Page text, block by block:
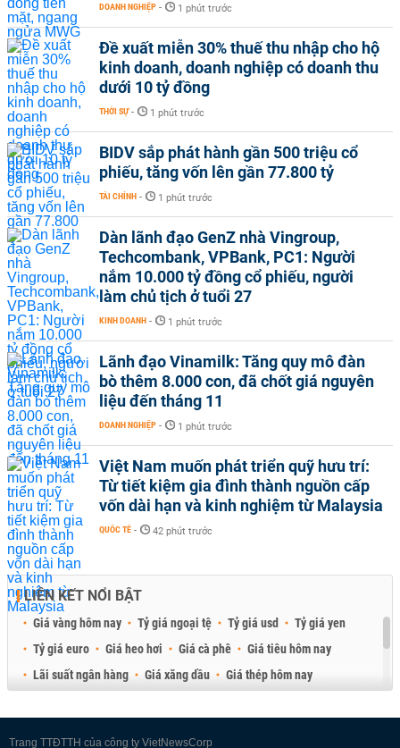
DOANH NGHIỆP - 1 phút trước
Đề xuất miễn 30% thuế thu nhập cho hộ
kinh doanh, doanh nghiệp có doanh thu
dưới 10 tỷ đồng
THỜI SỰ - 1 phút trước
BIDV sắp phát hành gần 500 triệu cổ
phiếu, tăng vốn lên gần 77.800 tỷ
TÀI CHÍNH - 1 phút trước
Dàn lãnh đạo GenZ nhà Vingroup,
Techcombank, VPBank, PC1: Người
nắm 10.000 tỷ đồng cổ phiếu, người
làm chủ tịch ở tuổi 27
KINH DOANH - 1 phút trước
Lãnh đạo Vinamilk: Tăng quy mô đàn
bò thêm 8.000 con, đã chốt giá nguyên
liệu đến tháng 11
DOANH NGHIỆP - 1 phút trước
Việt Nam muốn phát triển quỹ hưu trí:
Từ tiết kiệm gia đình thành nguồn cấp
vốn dài hạn và kinh nghiệm từ Malaysia
QUỐC TẾ - 42 phút trước
LIÊN KẾT NỔI BẬT
Giá vàng hôm nay Tỷ giá ngoại tệ Tỷ giá usd
Tỷ giá yen
Tỷ giá euro
Giá heo hơi Giá cà phê
Giá tiêu hôm nay
Lãi suất ngân hàng
Giá xăng dầu
Giá thép hôm nay
Trang TTĐTTH của công ty VietNewsCorp